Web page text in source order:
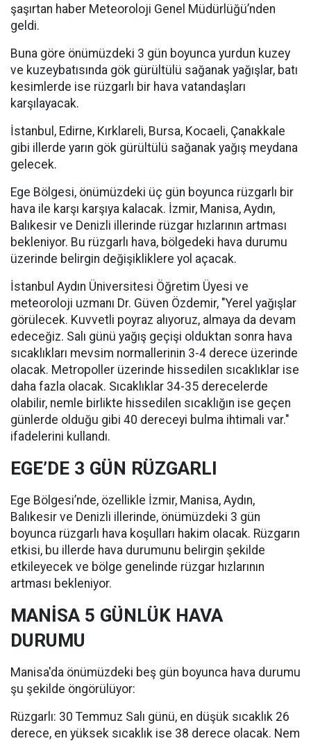
şaşırtan haber Meteoroloji Genel Müdürlüğü’nden
geldi.
Buna göre önümüzdeki 3 gün boyunca yurdun kuzey
ve kuzeybatısında gök gürültülü sağanak yağışlar, batı
kesimlerde ise rüzgarlı bir hava vatandaşları
karşılayacak.
İstanbul, Edirne, Kırklareli, Bursa, Kocaeli, Çanakkale
gibi illerde yarın gök gürültülü sağanak yağış meydana
gelecek.
Ege Bölgesi, önümüzdeki üç gün boyunca rüzgarlı bir
hava ile karşı karşıya kalacak. İzmir, Manisa, Aydın,
Balıkesir ve Denizli illerinde rüzgar hızlarının artması
bekleniyor. Bu rüzgarlı hava, bölgedeki hava durumu
üzerinde belirgin değişikliklere yol açacak.
İstanbul Aydın Üniversitesi Öğretim Üyesi ve
meteoroloji uzmanı Dr. Güven Özdemir, "Yerel yağışlar
görülecek. Kuvvetli poyraz alıyoruz, almaya da devam
edeceğiz. Salı günü yağış geçişi olduktan sonra hava
sıcaklıkları mevsim normallerinin 3-4 derece üzerinde
olacak. Metropoller üzerinde hissedilen sıcaklıklar ise
daha fazla olacak. Sıcaklıklar 34-35 derecelerde
olabilir, nemle birlikte hissedilen sıcaklığın ise geçen
günlerde olduğu gibi 40 dereceyi bulma ihtimali var."
ifadelerini kullandı.
EGE’DE 3 GÜN RÜZGARLI
Ege Bölgesi’nde, özellikle İzmir, Manisa, Aydın,
Balıkesir ve Denizli illerinde, önümüzdeki 3 gün
boyunca rüzgarlı hava koşulları hakim olacak. Rüzgarın
etkisi, bu illerde hava durumunu belirgin şekilde
etkileyecek ve bölge genelinde rüzgar hızlarının
artması bekleniyor.
MANİSA 5 GÜNLÜK HAVA
DURUMU
Manisa'da önümüzdeki beş gün boyunca hava durumu
şu şekilde öngörülüyor:
Rüzgarlı: 30 Temmuz Salı günü, en düşük sıcaklık 26
derece, en yüksek sıcaklık ise 38 derece olacak. Nem